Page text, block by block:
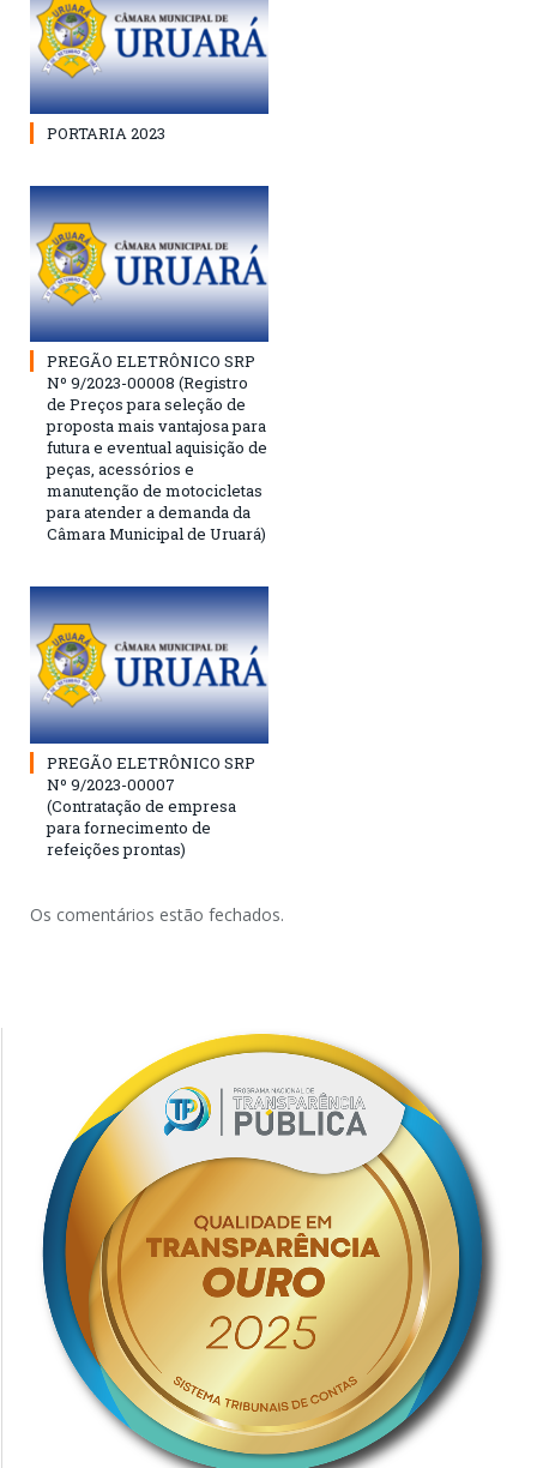
PORTARIA 2023
PREGÃO ELETRÔNICO SRP
Nº 9/2023-00008 (Registro
de Preços para seleção de
proposta mais vantajosa para
futura e eventual aquisição de
peças, acessórios e
manutenção de motocicletas
para atender a demanda da
Câmara Municipal de Uruará)
PREGÃO ELETRÔNICO SRP
Nº 9/2023-00007
(Contratação de empresa
para fornecimento de
refeições prontas)
Os comentários estão fechados.